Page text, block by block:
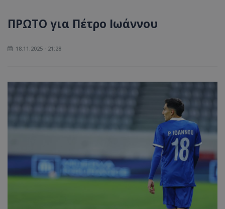
ΠΡΩΤΟ για Πέτρο Ιωάννου
18.11.2025 - 21:28